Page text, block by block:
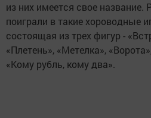
из них имеется свое название.
поиграли в такие хороводные
состоящая из трех фигур -
«Плетень», «Метелка»,
«Кому рубль, кому два».